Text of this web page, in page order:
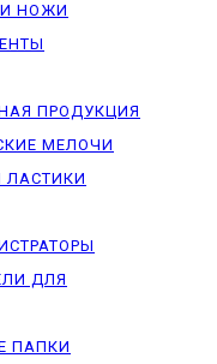
НОЖИ
ПРОДУКЦИЯ
МЕЛОЧИ
ЛАСТИКИ
ДЛЯ
ПАПКИ